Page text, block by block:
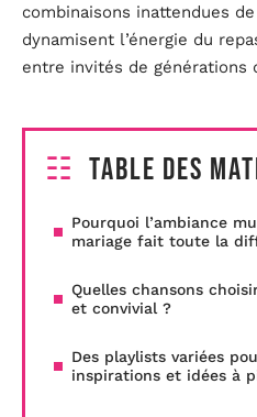
combinaisons inattendues
dynamisent l’énergie du
entre invités de générations
Table des
Pourquoi l’ambiance
mariage fait toute la
Quelles chansons
et convivial ?
Des playlists variées
inspirations et idées à